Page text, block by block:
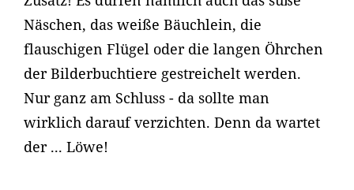
Näschen, das weiße Bäuchlein, die
flauschigen Flügel oder die langen Öhrchen
der Bilderbuchtiere gestreichelt werden.
Nur ganz am Schluss - da sollte man
wirklich darauf verzichten. Denn da wartet
der ... Löwe!